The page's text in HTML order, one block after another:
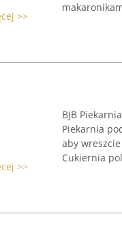
>>
>>
BJB
Piekarnia
aby
Cukiernia